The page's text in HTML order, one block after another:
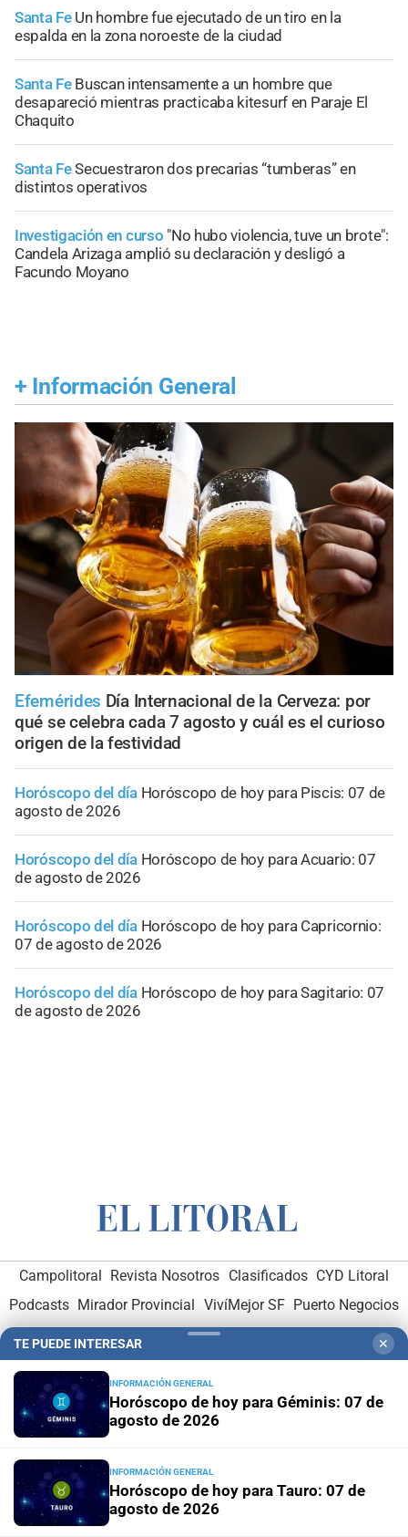
Santa Fe Un hombre fue ejecutado de un tiro en la
espalda en la zona noroeste de la ciudad
Santa Fe Buscan intensamente a un hombre que
desapareció mientras practicaba kitesurf en Paraje El
Chaquito
Santa FeSecuestraron dos precarias “tumberas” en
distintos operativos
Investigación en curso "No hubo violencia, tuve un brote":
Candela Arizaga amplió su declaración y desligó a
Facundo Moyano
+ Información General
Efemérides Día Internacional de la Cerveza: por
qué se celebra cada 7 agosto y cuál es el curioso
origen de la festividad
Horóscopo del día Horóscopo de hoy para Piscis: 07 de
agosto de 2026
Horóscopo del día Horóscopo de hoy para Acuario: 07
de agosto de 2026
Horóscopo del día Horóscopo de hoy para Capricornio:
07 de agosto de 2026
Horóscopo del día Horóscopo de hoy para Sagitario: 07
de agosto de 2026
Campolitoral Revista Nosotros Clasificados CYD Litoral
Podcasts Mirador Provincial VivíMejor SF Puerto Negocios
Educacion SF
Hemeroteca Digital (1930-1979)
Administración y Publicidad-Elementos institucionales
Opcionales con El Litoral
TE PUEDE INTERESAR ✕
INFORMACIÓN GENERAL
Horóscopo de hoy para Géminis: 07 de
agosto de 2026
INFORMACIÓN GENERAL
Horóscopo de hoy para Tauro: 07 de
agosto de 2026